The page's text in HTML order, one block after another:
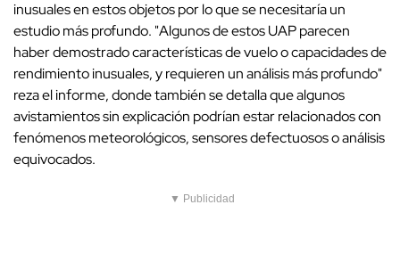
inusuales en estos objetos por lo que se necesitaría un
estudio más profundo. "Algunos de estos UAP parecen
haber demostrado características de vuelo o capacidades de
rendimiento inusuales, y requieren un análisis más profundo"
reza el informe, donde también se detalla que algunos
avistamientos sin explicación podrían estar relacionados con
fenómenos meteorológicos, sensores defectuosos o análisis
equivocados.
▼ Publicidad